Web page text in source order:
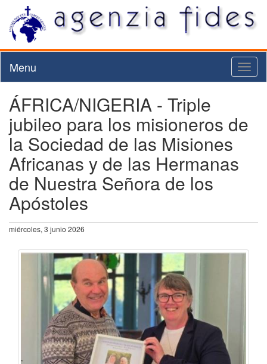
Menu
ÁFRICA/NIGERIA - Triple
jubileo para los misioneros de
la Sociedad de las Misiones
Africanas y de las Hermanas
de Nuestra Señora de los
Apóstoles
miércoles, 3 junio 2026